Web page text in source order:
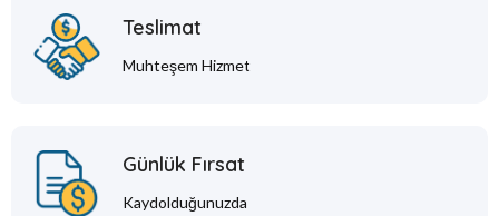
Teslimat
Muhteşem Hizmet
Günlük Fırsat
Kaydolduğunuzda